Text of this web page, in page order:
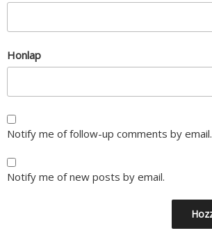
Honlap
Notify me of follow-up comments by email.
Notify me of new posts by email.